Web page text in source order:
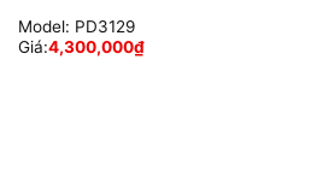
Model: PD3129
Giá:4,300,000₫